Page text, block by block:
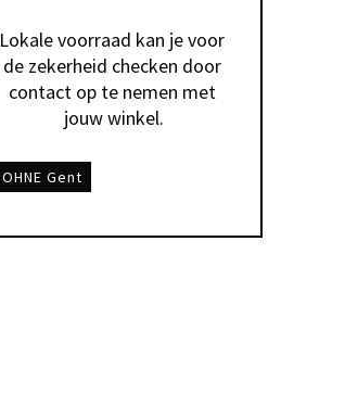
Lokale voorraad kan je voor
de zekerheid checken door
contact op te nemen met
jouw winkel.
OHNE Gent